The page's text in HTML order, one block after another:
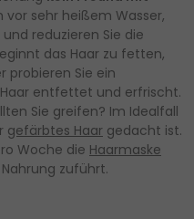
vor sehr heißem Wasser,
reduzieren Sie die
das Haar zu fetten,
probieren Sie ein
Haar entfettet und erfrischt.
Sie greifen? Im Idealfall
gefärbtes Haar gedacht ist.
Woche die Haarmaske
zuführt.